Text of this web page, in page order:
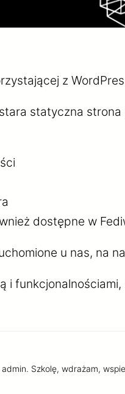
z
statyczna
dostępne w
u nas, na
i
Szkolę, wdrażam,